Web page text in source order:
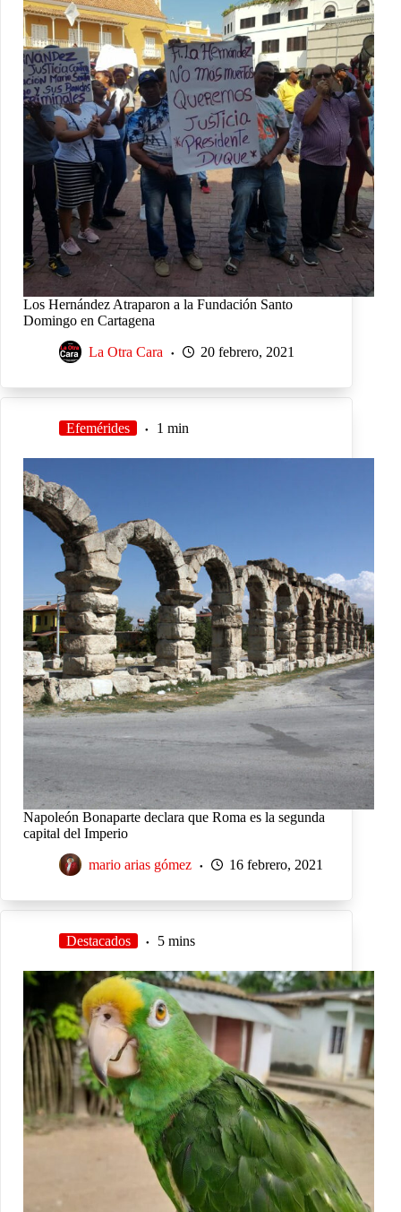
Los Hernández Atraparon a la Fundación Santo
Domingo en Cartagena
La Otra Cara 20 febrero, 2021
Efemérides 1 min
Napoleón Bonaparte declara que Roma es la segunda
capital del Imperio
mario arias gómez 16 febrero, 2021
Destacados 5 mins